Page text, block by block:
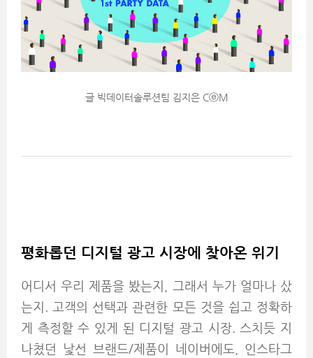
글 빅데이터솔루션팀 김지은 CⓔM
평화롭던 디지털 광고 시장에 찾아온 위기
어디서 우리 제품을 봤는지, 그래서 누가 얼마나 샀
는지. 고객의 선택과 관련한 모든 것을 쉽고 정확하
게 측정할 수 있게 된 디지털 광고 시장. 스치듯 지
나쳤던 낯선 브랜드/제품이 네이버에도, 인스타그